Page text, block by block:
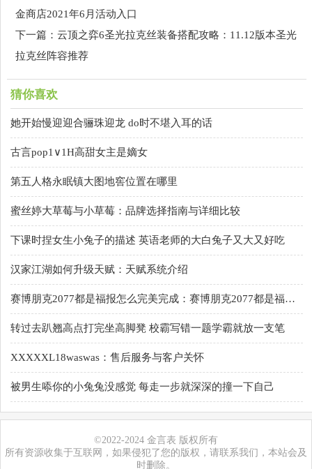
金商店2021年6月活动入口
下一篇：云顶之弈6圣光拉克丝装备搭配攻略：11.12版本圣光
拉克丝阵容推荐
猜你喜欢
她开始慢迎迎合骊珠迎龙 do时不堪入耳的话
古言pop1∨1H高甜女主是嫡女
第五人格永眠镇大图地窖位置在哪里
蜜丝婷大草莓与小草莓：品牌选择指南与详细比较
下课时捏女生小兔子的描述 英语老师的大白兔子又大又好吃
汉家江湖如何升级天赋：天赋系统介绍
赛博朋克2077都是福报怎么完美完成：赛博朋克2077都是福报任务解析
转过去趴翘高点打完坐高脚凳 校霸写错一题学霸就放一支笔
XXXXXL18waswas：售后服务与客户关怀
被男生㖭你的小兔兔没感觉 每走一步就深深的撞一下自己
©2022-2024 金言表 版权所有
所有资源收集于互联网，如果侵犯了您的版权，请联系我们，本站会及
时删除。